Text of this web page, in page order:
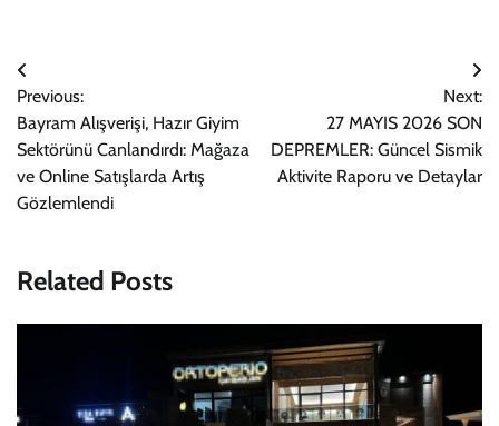
Yazı
gezinmesi
Previous:
Bayram Alışverişi, Hazır Giyim
Sektörünü Canlandırdı: Mağaza
ve Online Satışlarda Artış
Gözlemlendi
Next:
27 MAYIS 2026 SON
DEPREMLER: Güncel Sismik
Aktivite Raporu ve Detaylar
Related Posts